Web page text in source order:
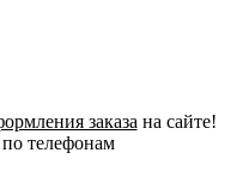
заказа на сайте!
телефонам